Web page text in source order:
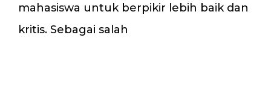
mahasiswa untuk berpikir lebih baik dan
kritis. Sebagai salah